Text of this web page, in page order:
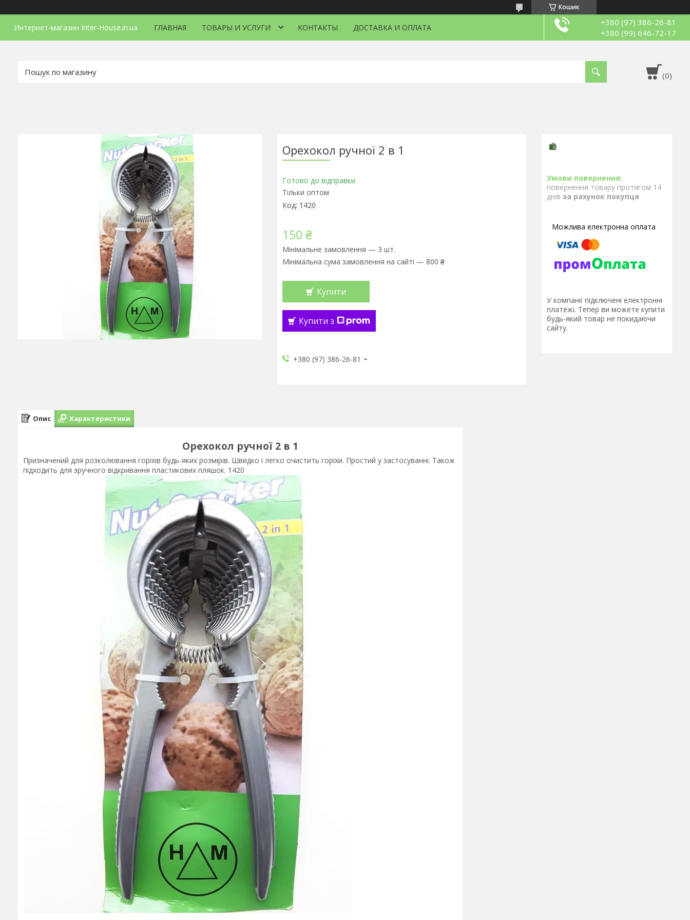
Кошик
Интернет-магазин Inter-House.in.ua ГЛАВНАЯ ТОВАРЫ И УСЛУГИ КОНТАКТЫ ДОСТАВКА И ОПЛАТА
+380 (97) 386-26-81
+380 (99) 646-72-17
Орехокол ручної 2 в 1
Готово до відправки
Тільки оптом
Код: 1420
150 ₴
Мінімальне замовлення — 3 шт.
Мінімальна сума замовлення на сайті — 800 ₴
Купити
Купити з
+380 (97) 386-26-81
повернення товару протягом 14
днів за рахунок покупця
У компанії підключені електронні
платежі. Тепер ви можете купити
будь-який товар не покидаючи
сайту.
Опис Характеристики
Орехокол ручної 2 в 1
Призначений для розколювання горіхів будь-яких розмірів. Швидко і легко очистить горіхи. Простий у застосуванні. Також
підходить для зручного відкривання пластикових пляшок. 1420